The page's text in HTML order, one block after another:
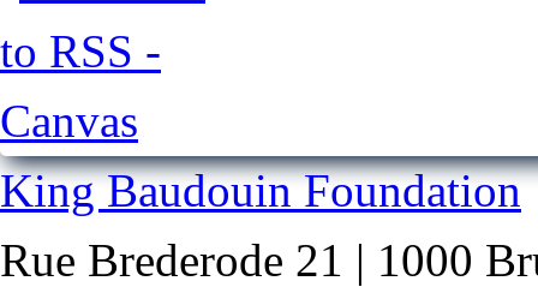
King Baudouin Foundation
Rue Brederode 21 | 1000